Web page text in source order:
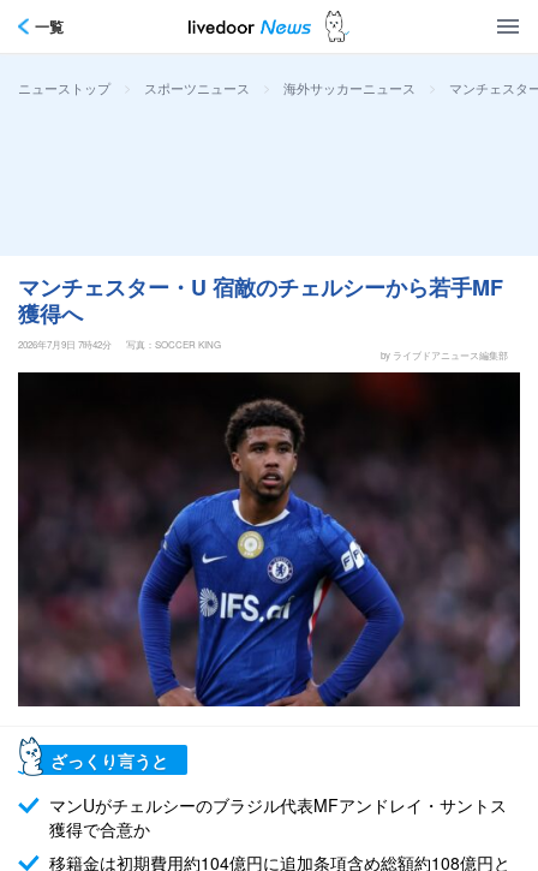
一覧
ニューストップ > スポーツニュース > 海外サッカーニュース > マンチェスタ
マンチェスター・U 宿敵のチェルシーから若手MF
獲得へ
2026年7月9日 7時42分
写真：SOCCER KING
by ライブドアニュース編集部
ざっくり言うと
マンUがチェルシーのブラジル代表MFアンドレイ・サントス
獲得で合意か
移籍金は初期費用約104億円に追加条項含め総額約108億円と